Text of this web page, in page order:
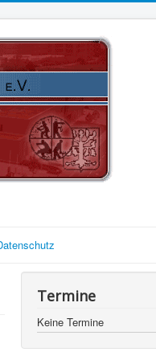
Termine
Keine Termine